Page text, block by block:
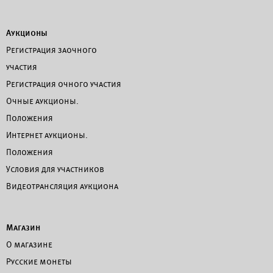
Аукционы
Регистрация заочного
участия
Регистрация очного участия
Очные аукционы.
Положения
Интернет аукционы.
Положения
Условия для участников
Видеотрансляция аукциона
Магазин
О магазине
Русские монеты